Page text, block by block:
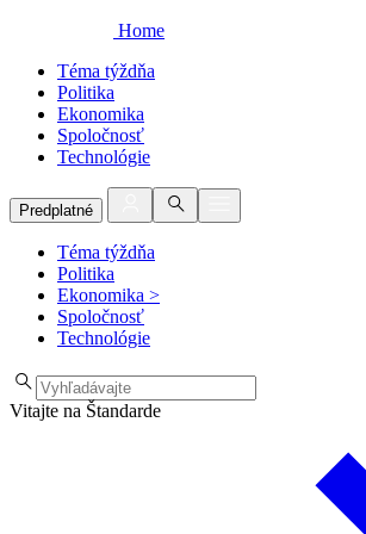
Home
Téma týždňa
Politika
Ekonomika
Spoločnosť
Technológie
Predplatné
Téma týždňa
Politika
Ekonomika >
Spoločnosť
Technológie
Vitajte na Štandarde